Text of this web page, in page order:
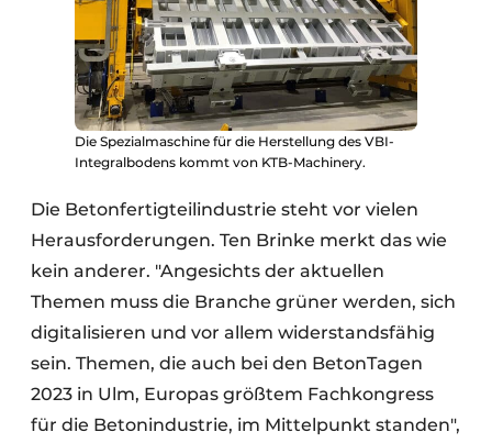
Die Spezialmaschine für die Herstellung des VBI-
Integralbodens kommt von KTB-Machinery.
Die Betonfertigteilindustrie steht vor vielen
Herausforderungen. Ten Brinke merkt das wie
kein anderer. "Angesichts der aktuellen
Themen muss die Branche grüner werden, sich
digitalisieren und vor allem widerstandsfähig
sein. Themen, die auch bei den BetonTagen
2023 in Ulm, Europas größtem Fachkongress
für die Betonindustrie, im Mittelpunkt standen",